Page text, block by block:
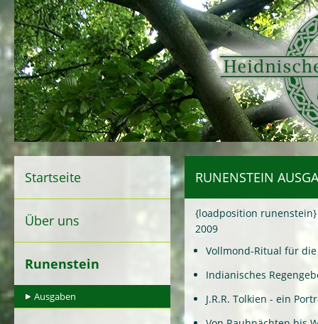
Startseite
Über uns
Runenstein
Ausgaben
RUNENSTEIN
{loadposition
2009
Vollmond-Ritual für
Indianisches
J.R.R. Tolkien - ein